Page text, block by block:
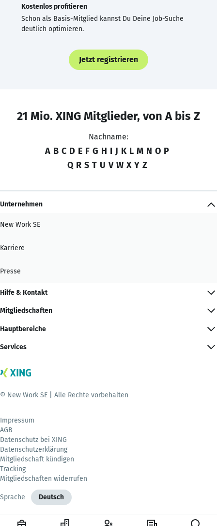
Kostenlos profitieren
Schon als Basis-Mitglied kannst Du Deine Job-Suche
deutlich optimieren.
Jetzt registrieren
21 Mio. XING Mitglieder, von A bis Z
Nachname:
A B C D E F G H I J K L M N O P
Q R S T U V W X Y Z
Unternehmen
New Work SE
Karriere
Presse
Hilfe & Kontakt
Mitgliedschaften
Hauptbereiche
Services
© New Work SE | Alle Rechte vorbehalten
Impressum
AGB
Datenschutz bei XING
Datenschutzerklärung
Mitgliedschaft kündigen
Tracking
Mitgliedschaften widerrufen
Sprache Deutsch